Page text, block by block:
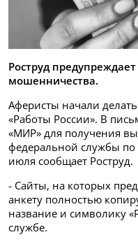
Роструд
мошенничества.
Аферисты начали
«Работы России». В
«МИР» для получения
федеральной службы по
июля сообщает Роструд.
- Сайты, на которых
анкету полностью
название и символику
службе.